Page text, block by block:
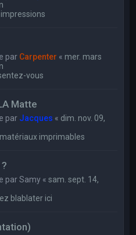
par Carpenter « mer. mars
vous
Matte
par Jacques « dim. nov. 09,
imprimables
parSamy «sam. sept. 14,
blablater ici